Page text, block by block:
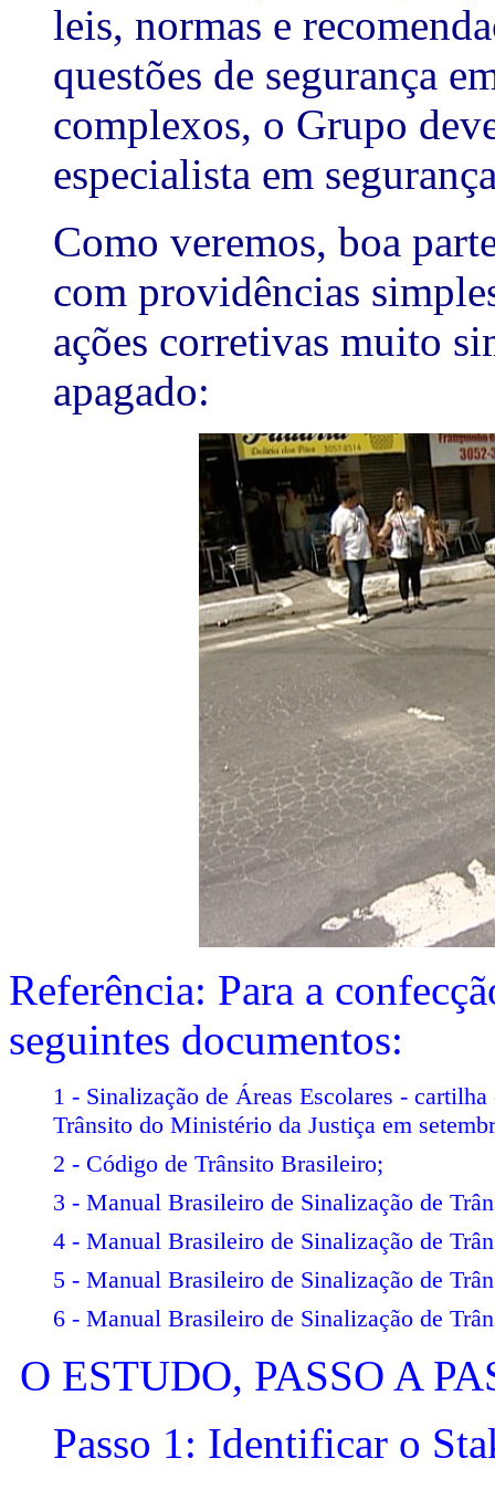
leis, normas e
questões de segurança
complexos, o Grupo
especialista em
Como veremos, boa
com providências
ações corretivas muito
apagado:
Referência: Para a
seguintes documentos:
1 - Sinalização de Áreas Escolares -
Trânsito do Ministério da Justiça em
2 - Código de Trânsito Brasileiro;
3 - Manual Brasileiro de Sinalização de
4 - Manual Brasileiro de Sinalização de
5 - Manual Brasileiro de Sinalização de
6 - Manual Brasileiro de Sinalização de
O ESTUDO, PASSO A
Passo 1: Identificar o